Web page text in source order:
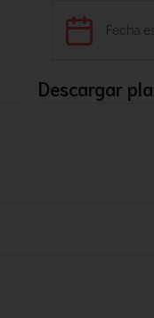
Fecha
Descargar